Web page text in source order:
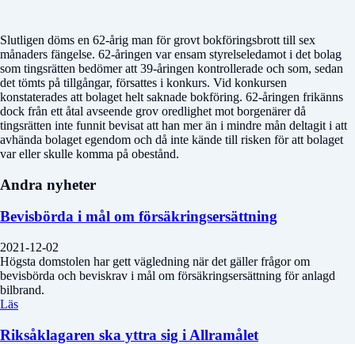
Slutligen döms en 62-årig man för grovt bokföringsbrott till sex
månaders fängelse. 62-åringen var ensam styrelseledamot i det bolag
som tingsrätten bedömer att 39-åringen kontrollerade och som, sedan
det tömts på tillgångar, försattes i konkurs. Vid konkursen
konstaterades att bolaget helt saknade bokföring. 62-åringen frikänns
dock från ett åtal avseende grov oredlighet mot borgenärer då
tingsrätten inte funnit bevisat att han mer än i mindre mån deltagit i att
avhända bolaget egendom och då inte kände till risken för att bolaget
var eller skulle komma på obestånd.
Andra nyheter
Bevisbörda i mål om försäkringsersättning
2021-12-02
Högsta domstolen har gett vägledning när det gäller frågor om
bevisbörda och beviskrav i mål om försäkringsersättning för anlagd
bilbrand.
Läs
Riksåklagaren ska yttra sig i Allramålet